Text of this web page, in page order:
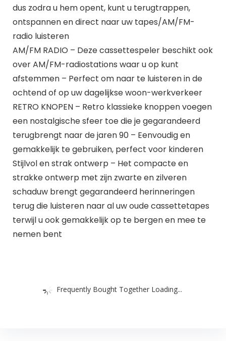
dus zodra u hem opent, kunt u terugtrappen,
ontspannen en direct naar uw tapes/AM/FM-
radio luisteren
AM/FM RADIO – Deze cassettespeler beschikt ook
over AM/FM-radiostations waar u op kunt
afstemmen – Perfect om naar te luisteren in de
ochtend of op uw dagelijkse woon-werkverkeer
RETRO KNOPEN – Retro klassieke knoppen voegen
een nostalgische sfeer toe die je gegarandeerd
terugbrengt naar de jaren 90 – Eenvoudig en
gemakkelijk te gebruiken, perfect voor kinderen
Stijlvol en strak ontwerp – Het compacte en
strakke ontwerp met zijn zwarte en zilveren
schaduw brengt gegarandeerd herinneringen
terug die luisteren naar al uw oude cassettetapes
terwijl u ook gemakkelijk op te bergen en mee te
nemen bent
Frequently Bought Together Loading...